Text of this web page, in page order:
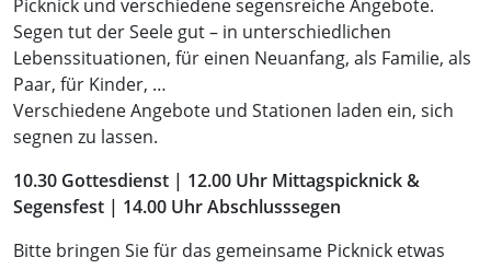
Picknick und verschiedene segensreiche Angebote.
Segen tut der Seele gut – in unterschiedlichen
Lebenssituationen, für einen Neuanfang, als Familie, als
Paar, für Kinder, …
Verschiedene Angebote und Stationen laden ein, sich
segnen zu lassen.
10.30 Gottesdienst | 12.00 Uhr Mittagspicknick &
Segensfest | 14.00 UhrAbschlusssegen
Bitte bringen Sie für das gemeinsame Picknick etwas